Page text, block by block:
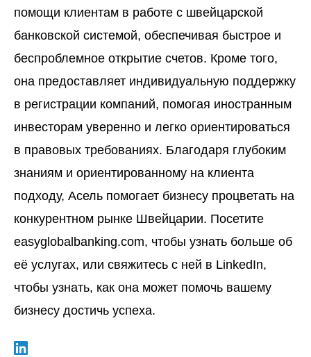
помощи клиентам в работе с швейцарской
банковской системой, обеспечивая быстрое и
беспроблемное открытие счетов. Кроме того,
она предоставляет индивидуальную поддержку
в регистрации компаний, помогая иностранным
инвесторам уверенно и легко ориентироваться
в правовых требованиях. Благодаря глубоким
знаниям и ориентированному на клиента
подходу, Асель помогает бизнесу процветать на
конкурентном рынке Швейцарии. Посетите
easyglobalbanking.com, чтобы узнать больше об
её услугах, или свяжитесь с ней в LinkedIn,
чтобы узнать, как она может помочь вашему
бизнесу достичь успеха.